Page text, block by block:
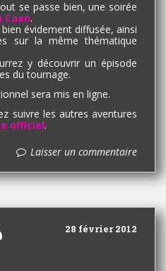
se passe bien, une soirée
Caen.
évidement diffusée, ainsi
sur la même thématique
y découvrir un épisode
du tournage.
sera mis en ligne.
suivre les autres aventures
officiel.
Laisser un commentaire
28 février 2012